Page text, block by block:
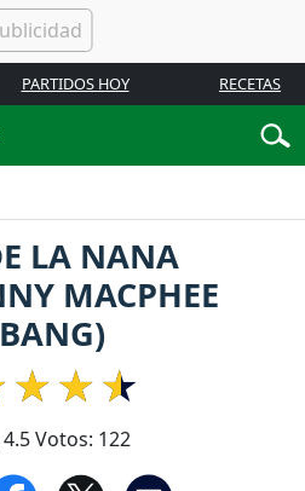
PARTIDOS HOY RECETAS
LA NANA
MACPHEE
4.5Votos: 122